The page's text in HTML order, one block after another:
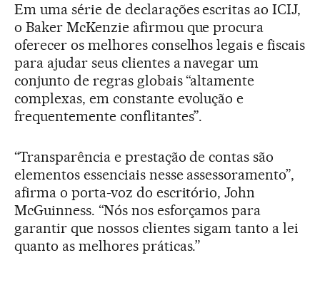
Em uma série de declarações escritas ao ICIJ,
o Baker McKenzie afirmou que procura
oferecer os melhores conselhos legais e fiscais
para ajudar seus clientes a navegar um
conjunto de regras globais “altamente
complexas, em constante evolução e
frequentemente conflitantes”.
“Transparência e prestação de contas são
elementos essenciais nesse assessoramento”,
afirma o porta-voz do escritório, John
McGuinness. “Nós nos esforçamos para
garantir que nossos clientes sigam tanto a lei
quanto as melhores práticas.”